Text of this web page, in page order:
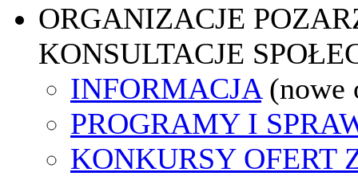
ORGANIZACJE
KONSULTACJE
INFORMACJA (nowe
PROGRAMY I
KONKURSY OFERT